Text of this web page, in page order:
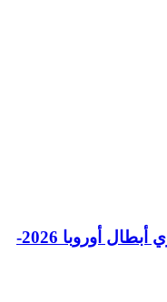
رسميًا الكشف عن نظام دوري أبطال أوروبا 2026-